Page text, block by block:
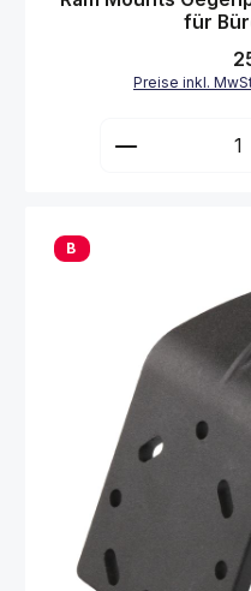
für
Preise inkl.
Produkt
B